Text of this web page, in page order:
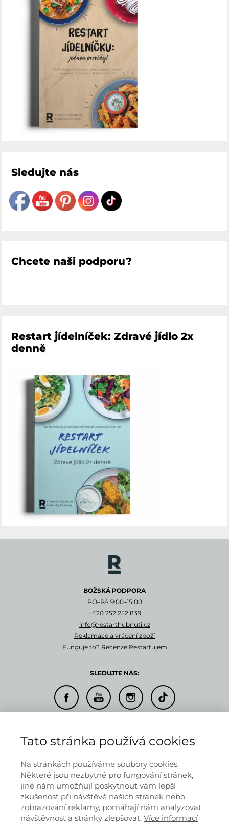
Sledujte nás
Chcete naši podporu?
Restart jídelníček: Zdravé jídlo 2x
denně
BOŽSKÁ PODPORA
PO–PÁ 9:00–15:00
+420 252 252 839
info@restarthubnuti.cz
Reklamace a vrácení zboží
Funguje to? Recenze Restartujem
SLEDUJTE NÁS:
Doprava a platba
Obchodní podmínky
Ochrana osobních údajů
Informace na těchto stránkách nenahrazují v žádném případě
Tato stránka používá cookies
Na stránkách používáme soubory cookies.
Některé jsou nezbytné pro fungování stránek,
jiné nám umožňují poskytnout vám lepší
zkušenost při návštěvě našich stránek nebo
zobrazování reklamy, pomáhají nám analyzovat
návštěvnost a stránky zlepšovat. Více informací